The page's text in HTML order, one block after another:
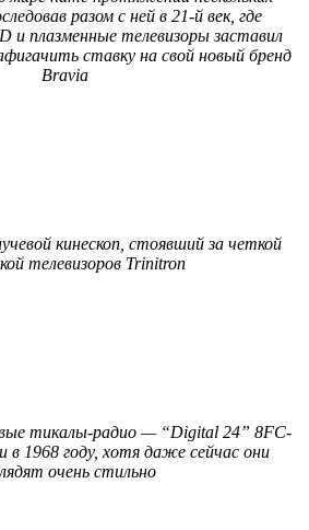
разом с ней в 21-й век, где
и плазменные телевизоры заставил
ставку на свой новый бренд
Bravia
кинескоп, стоявший за четкой
телевизоров Trinitron
тикалы-радио — “Digital 24” 8FC-
в 1968 году, хотя даже сейчас они
очень стильно